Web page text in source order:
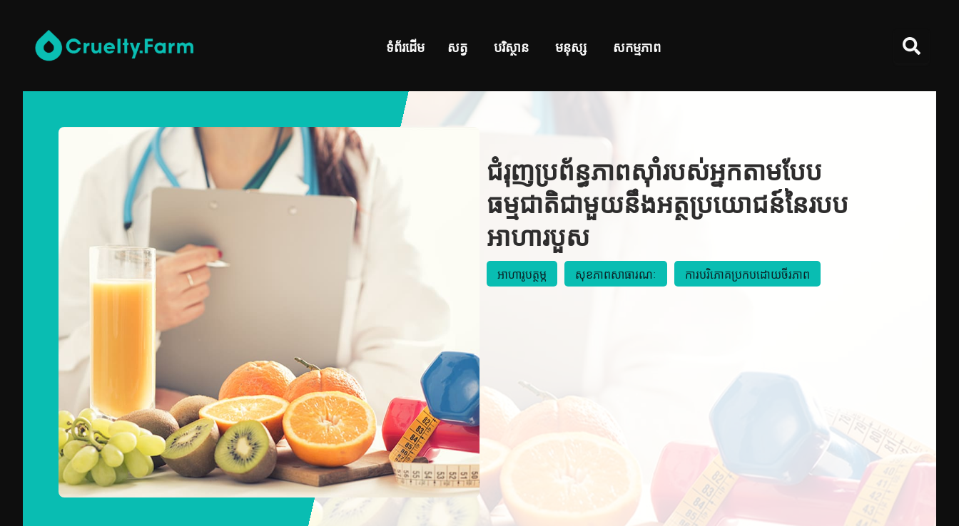
ទំព័រដើម សត្វ បរិស្ថាន មនុស្ស សកម្មភាព
ជំរុញប្រព័ន្ធភាពស៊ាំរបស់អ្នកតាមបែប
ធម្មជាតិជាមួយនឹងអត្ថប្រយោជន៍នៃរបប
អាហារបួស
អាហារូបត្ថម្ភ សុខភាពសាធារណៈ ការបរិភោគប្រកបដោយចីរភាព